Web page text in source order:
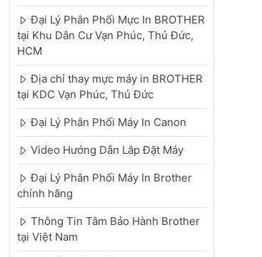
Đại Lý Phân Phối Mực In BROTHER
tại Khu Dân Cư Vạn Phúc, Thủ Đức,
HCM
Địa chỉ thay mực máy in BROTHER
tại KDC Vạn Phúc, Thủ Đức
Đại Lý Phân Phối Máy In Canon
Video Hướng Dẫn Lắp Đặt Máy
Đại Lý Phân Phối Máy In Brother
chính hãng
Thông Tin Tâm Bảo Hành Brother
tại Việt Nam